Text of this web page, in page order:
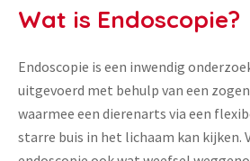
Wat is Endoscopie?
Endoscopie is een inwendig
uitgevoerd met behulp van een
waarmee een dierenarts via een
starre buis in het lichaam kan kijken.